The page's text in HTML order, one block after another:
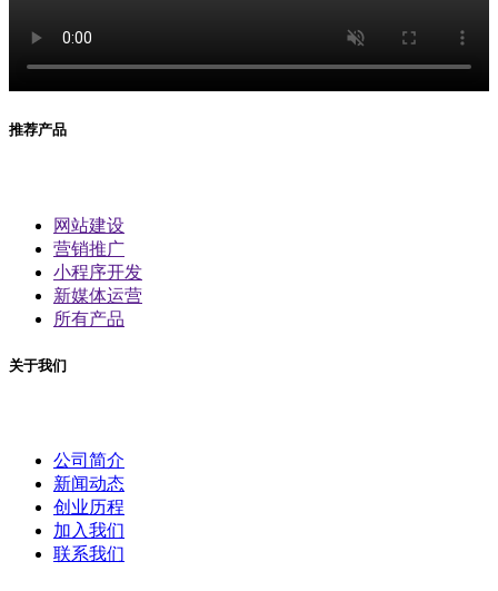
推荐产品
网站建设
营销推广
小程序开发
新媒体运营
所有产品
关于我们
公司简介
新闻动态
创业历程
加入我们
联系我们